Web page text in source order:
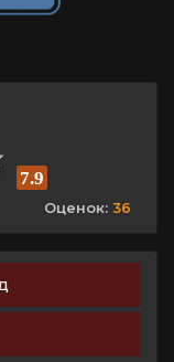
7.9
Оценок: 36